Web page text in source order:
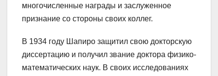
многочисленные награды и заслуженное
признание со стороны своих коллег.
В 1934 году Шапиро защитил свою докторскую
диссертацию и получил звание доктора физико-
математических наук. В своих исследованиях